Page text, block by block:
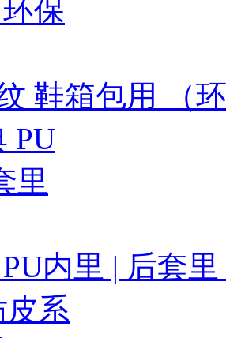
鞋箱包用 （
内里 | 后套